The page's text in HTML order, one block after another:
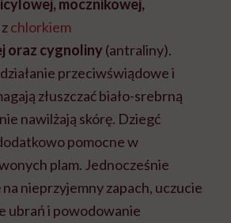
mocznikowej,
chlorkiem
oraz cygnoliny (antraliny).
przeciwświądowe i
złuszczać biało-srebrną
nawilżają skórę. Dziegć
pomocne w
plam. Jednocześnie
nieprzyjemny zapach, uczucie
ubrań i powodowanie